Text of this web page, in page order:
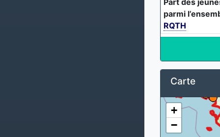
parmi
RQTH
Carte
+
−